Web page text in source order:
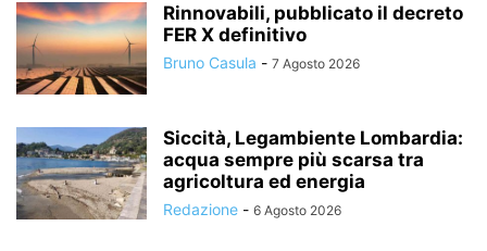
Rinnovabili, pubblicato il decreto
FER X definitivo
Bruno Casula - 7 Agosto 2026
Siccità, Legambiente Lombardia:
acqua sempre più scarsa tra
agricoltura ed energia
Redazione - 6 Agosto 2026